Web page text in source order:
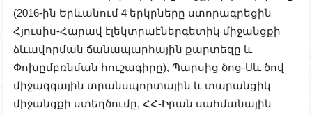
(2016-ին Երևանում 4 երկրները ստորագրեցին
Հյուսիս-Հարավ էլեկտրաէներգետիկ միջանցքի
ձևավորման ճանապարհային քարտեզը և
Փոխըմբռնման հուշագիրը), Պարսից ծոց-Սև ծով
միջազգային տրանսպորտային և տարանցիկ
միջանցքի ստեղծումը, ՀՀ-Իրան սահմանային